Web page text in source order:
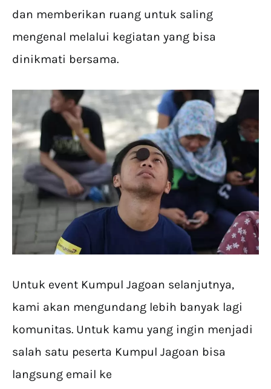
dan memberikan ruang untuk saling
mengenal melalui kegiatan yang bisa
dinikmati bersama.
Untuk event Kumpul Jagoan selanjutnya,
kami akan mengundang lebih banyak lagi
komunitas. Untuk kamu yang ingin menjadi
salah satu peserta Kumpul Jagoan bisa
langsung email ke